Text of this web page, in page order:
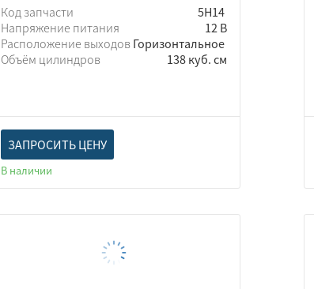
Код запчасти
5Н14
Напряжение питания
12 В
Расположение выходовГоризонтальное
Объём цилиндров
138 куб. см
ЗАПРОСИТЬ ЦЕНУ
В наличии